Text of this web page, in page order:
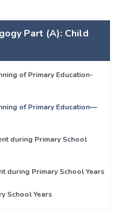
Part (A): Child
of Primary Education-
of Primary Education—
during Primary School
during Primary School Years
School Years